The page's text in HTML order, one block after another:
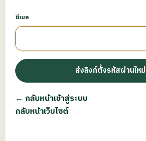
อีเมล
ส่งลิงก์ตั้งรหัสผ่านใหม่
← กลับหน้าเข้าสู่ระบบ
กลับหน้าเว็บไซต์